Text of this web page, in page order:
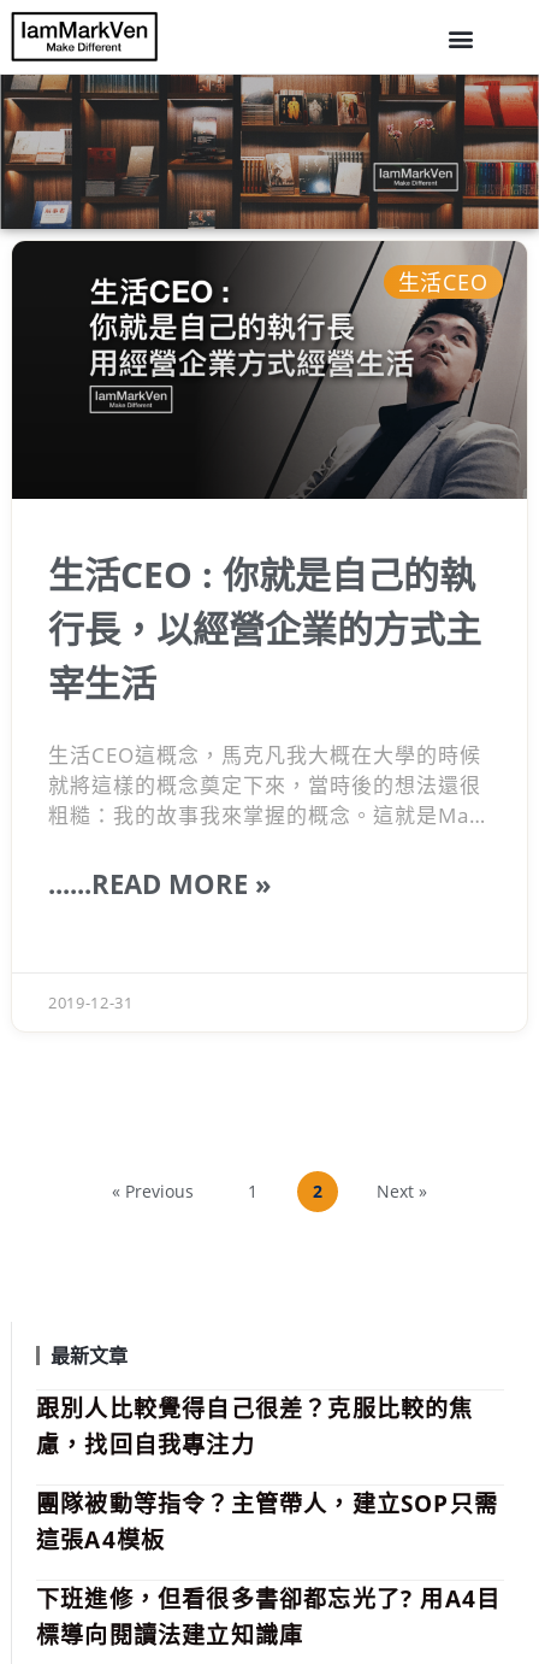
生活CEO
生活CEO : 你就是自己的執
行長，以經營企業的方式主
宰生活
生活CEO這概念，馬克凡我大概在大學的時候
就將這樣的概念奠定下來，當時後的想法還很
粗糙：我的故事我來掌握的概念。這就是Mark
......READ MORE »
2019-12-31
« Previous 1 2 Next »
最新文章
跟別人比較覺得自己很差？克服比較的焦
慮，找回自我專注力
團隊被動等指令？主管帶人，建立SOP只需
這張A4模板
下班進修，但看很多書卻都忘光了? 用A4目
標導向閱讀法建立知識庫